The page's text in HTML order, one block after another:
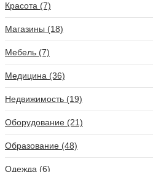
Красота (7)
Магазины (18)
Мебель (7)
Медицина (36)
Недвижимость (19)
Оборудование (21)
Образование (48)
Одежда (6)